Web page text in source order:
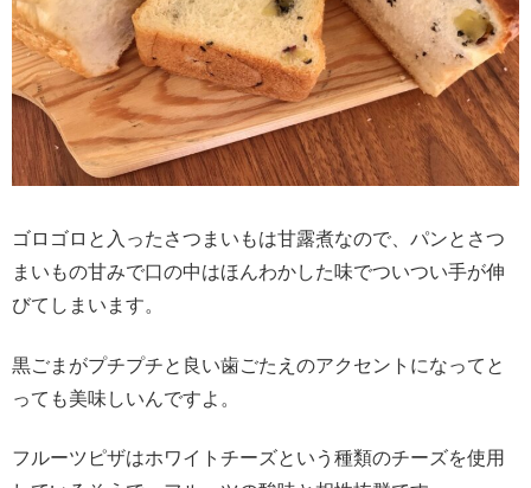
ゴロゴロと入ったさつまいもは甘露煮なので、パンとさつ
まいもの甘みで口の中はほんわかした味でついつい手が伸
びてしまいます。
黒ごまがプチプチと良い歯ごたえのアクセントになってと
っても美味しいんですよ。
フルーツピザはホワイトチーズという種類のチーズを使用